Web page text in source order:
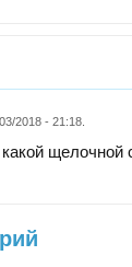
2018 - 21:18
щелочной